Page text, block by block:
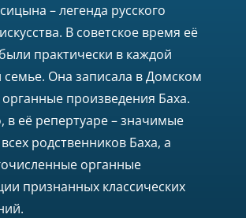
– легенда русского
В советское время её
практически в каждой
семье. Она записала в Домском
произведения Баха.
в её репертуаре – значимые
родственников Баха, а
органные
признанных классических